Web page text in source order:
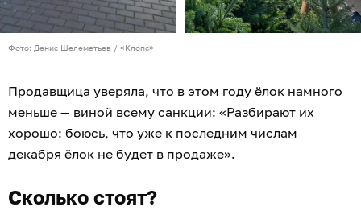
Фото: Денис Шелеметьев / «Клопс»
Продавщица уверяла, что в этом году ёлок намного
меньше — виной всему санкции: «Разбирают их
хорошо: боюсь, что уже к последним числам
декабря ёлок не будет в продаже».
Сколько стоят?